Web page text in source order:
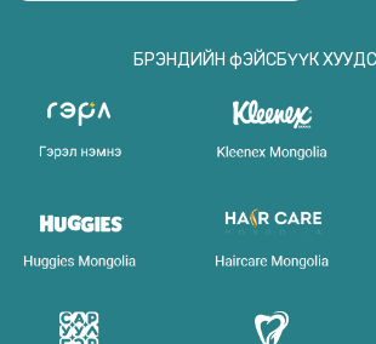
БРЭНДИЙН фЭЙСБҮҮК